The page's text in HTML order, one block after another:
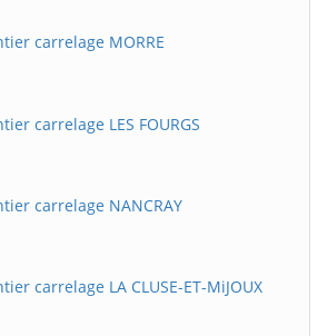
carrelage MORRE
carrelage LES FOURGS
carrelage NANCRAY
carrelage LA CLUSE-ET-MiJOUX